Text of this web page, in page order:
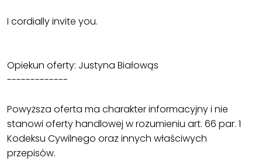
I cordially invite you.
Opiekun oferty: Justyna Białowąs
-------------
Powyższa oferta ma charakter informacyjny i nie
stanowi oferty handlowej w rozumieniu art. 66 par. 1
Kodeksu Cywilnego oraz innych właściwych
przepisów.